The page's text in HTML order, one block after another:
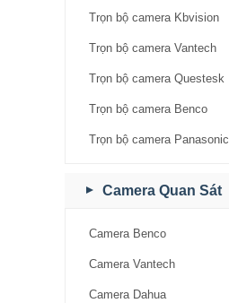
Trọn bộ camera Kbvision
Trọn bộ camera Vantech
Trọn bộ camera Questesk
Trọn bộ camera Benco
Trọn bộ camera Panasonic
Camera Quan Sát
Camera Benco
Camera Vantech
Camera Dahua